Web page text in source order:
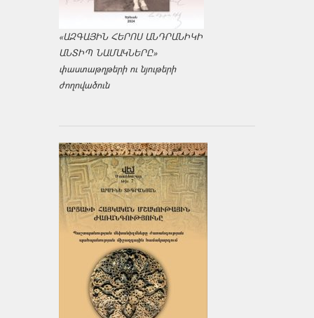
«ԱԶԳԱՅԻՆ ՀԵՐՈՍ ԱՆԴՐԱՆԻԿԻ
ԱՆՏԻՊ ՆԱՄԱԿՆԵՐԸ»
փաստաթղթերի ու նյութերի
ժողովածուն